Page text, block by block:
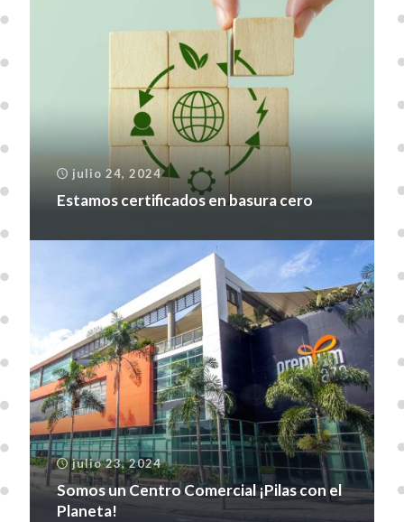
julio 24, 2024
Estamos certificados en basura cero
julio 23, 2024
Somos un Centro Comercial ¡Pilas con el
Planeta!